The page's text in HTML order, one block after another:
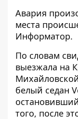
Авария
места
Информатор.
По словам
выезжала на
белый седан
того, после